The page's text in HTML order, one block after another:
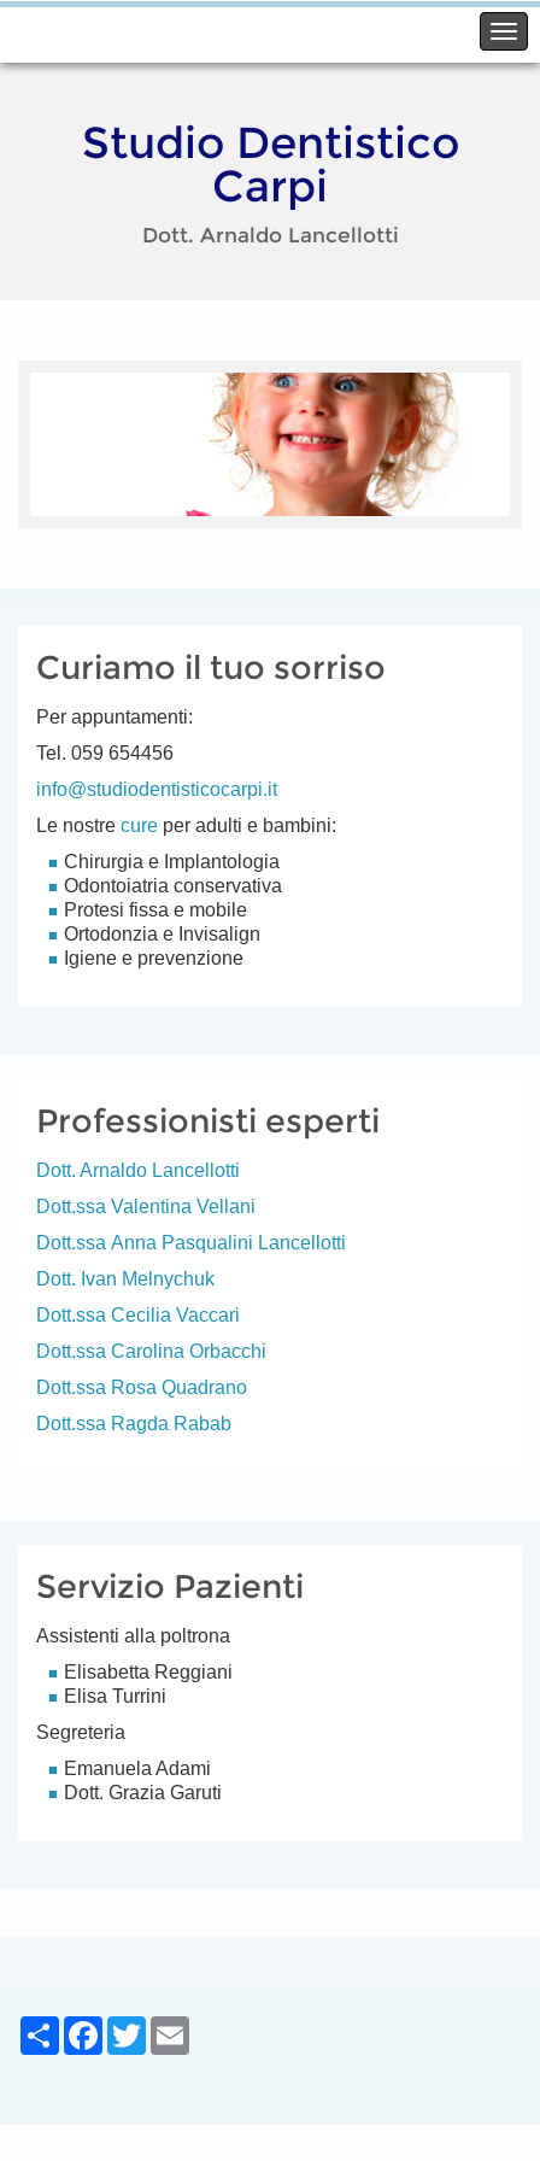
Studio Dentistico
Carpi
Dott. Arnaldo Lancellotti
Curiamo il tuo sorriso
Per appuntamenti:
Tel. 059 654456
info@studiodentisticocarpi.it
Le nostre cure per adulti e bambini:
Chirurgia e Implantologia
Odontoiatria conservativa
Protesi fissa e mobile
Ortodonzia e Invisalign
Igiene e prevenzione
Professionisti esperti
Dott. Arnaldo Lancellotti
Dott.ssa Valentina Vellani
Dott.ssa Anna Pasqualini Lancellotti
Dott. Ivan Melnychuk
Dott.ssa Cecilia Vaccari
Dott.ssa Carolina Orbacchi
Dott.ssa Rosa Quadrano
Dott.ssa Ragda Rabab
Servizio Pazienti
Assistenti alla poltrona
Elisabetta Reggiani
Elisa Turrini
Segreteria
Emanuela Adami
Dott. Grazia Garuti
Share FacebookTwitter